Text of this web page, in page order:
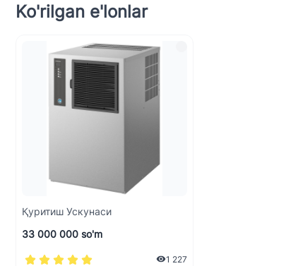
Ko'rilgan e'lonlar
Қуритиш Ускунаси
33 000 000 so'm
1 227